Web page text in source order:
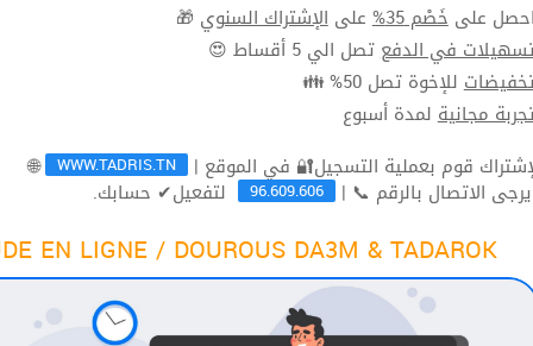
علىخَصْم 35% علىالإشتراك السنوي 🎁
في الدفعتصل الي 5 أقساط 😍
للإخوة تصل 50% 👪
مجانيةلمدة أسبوع
WWW.TADRIS.TN
🌐
الاتصال بالرقم 📞 | 96.609.606 لتفعيل✔ حسابك.
EN LIGNE / DOUROUS DA3M & TADAROK